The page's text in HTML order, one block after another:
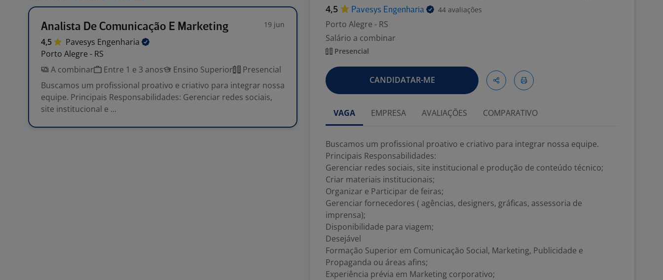
Analista De Comunicação E Marketing 19 jun
4,5 Pavesys Engenharia
Porto Alegre - RS
A combinar
Entre 1 e 3 anos Ensino Superior
Presencial
Buscamos um profissional proativo e criativo para integrar nossa
equipe. Principais Responsabilidades: Gerenciar redes sociais,
site institucional e ...
4,5 Pavesys Engenharia 44 avaliações
Porto Alegre - RS
Salário a combinar
Presencial
CANDIDATAR-ME
VAGA EMPRESA AVALIAÇÕES COMPARATIVO
Buscamos um profissional proativo e criativo para integrar nossa equipe.
Principais Responsabilidades:
Gerenciar redes sociais, site institucional e produção de conteúdo técnico;
Criar materiais institucionais;
Organizar e Participar de feiras;
Gerenciar fornecedores ( agências, designers, gráficas, assessoria de
imprensa);
Disponibilidade para viagem;
Desejável
Formação Superior em Comunicação Social, Marketing, Publicidade e
Propaganda ou áreas afins;
Experiência prévia em Marketing corporativo;